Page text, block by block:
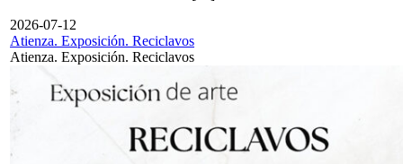
2026-07-12
Atienza. Exposición. Reciclavos
Atienza. Exposición. Reciclavos